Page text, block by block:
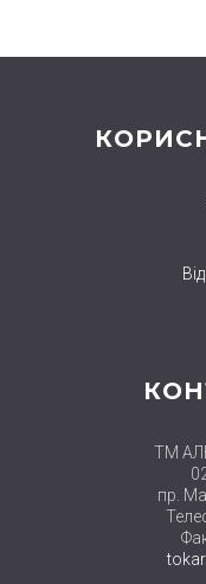
ТМ
пр.